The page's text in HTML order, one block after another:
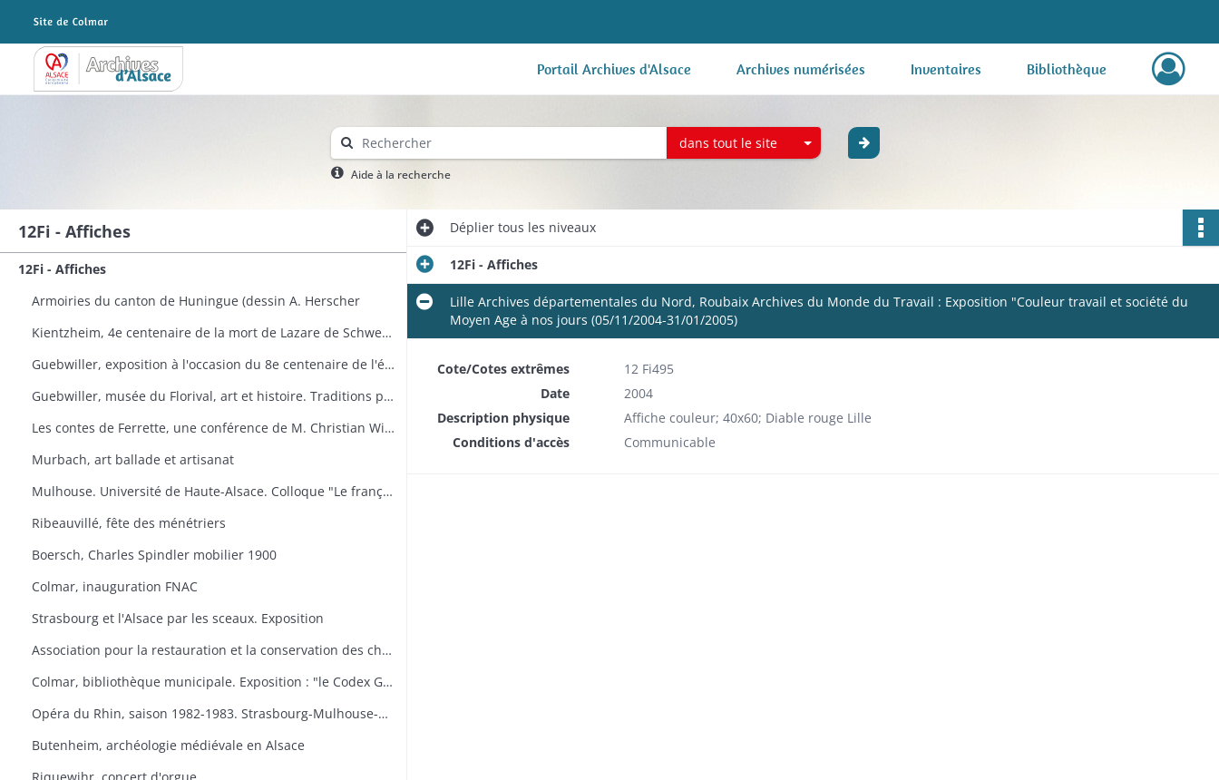
Archives Alsace - Colmar Portail Archives d'Alsace Archives numérisées Inventaires Bibliothèque
dans tout le site
Aide à la recherche
12Fi - Affiches
12Fi - Affiches
Armoiries du canton de Huningue (dessin A. Herscher
Kientzheim, 4e centenaire de la mort de Lazare de Schwendi
Guebwiller, exposition à l'occasion du 8e centenaire de l'église Saint-Léger
Guebwiller, musée du Florival, art et histoire. Traditions populaires céramiques de Théodore Deck
Les contes de Ferrette, une conférence de M. Christian Wilsdorf.
Murbach, art ballade et artisanat
Mulhouse. Université de Haute-Alsace. Colloque "Le français en Alsace
Ribeauvillé, fête des ménétriers
Boersch, Charles Spindler mobilier 1900
Colmar, inauguration FNAC
Strasbourg et l'Alsace par les sceaux. Exposition
Association pour la restauration et la conservation des châteaux du canton de Wintzenheim. "Portes ouvertes au Plixbourg
Colmar, bibliothèque municipale. Exposition : "le Codex Guta Sintram et le monde des couvents de Marbach et de Schwartzenthann
Opéra du Rhin, saison 1982-1983. Strasbourg-Mulhouse-Colmar
Butenheim, archéologie médiévale en Alsace
Dépliertous les niveaux
12Fi - Affiches
Lille Archives départementales du Nord, Roubaix Archives du Monde du Travail : Exposition "Couleur travail et société du
Moyen Age à nos jours (05/11/2004-31/01/2005)
Cote/Cotes extrêmes
12 Fi495
Date
2004
Description physique
Affiche couleur; 40x60; Diable rouge Lille
Conditions d'accès
Communicable